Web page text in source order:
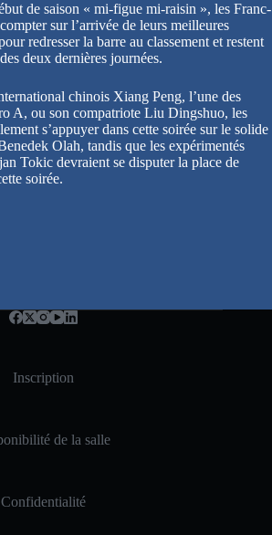
de saison « mi-figue mi-raisin », les Franc-
sur l’arrivée de leurs meilleures
redresser la barre au classement et restent
deux dernières journées.
chinois Xiang Peng, l’une des
A, ou son compatriote Liu Dingshuo, les
s’appuyer dans cette soirée sur le solide
Olah, tandis que les expérimentés
Tokic devraient se disputer la place de
soirée.
Inscription
de la salle
Confidentialité